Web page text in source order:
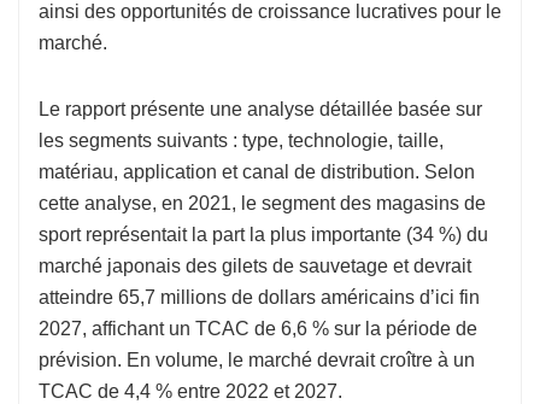
ainsi des opportunités de croissance lucratives pour le
marché.
Le rapport présente une analyse détaillée basée sur
les segments suivants : type, technologie, taille,
matériau, application et canal de distribution. Selon
cette analyse, en 2021, le segment des magasins de
sport représentait la part la plus importante (34 %) du
marché japonais des gilets de sauvetage et devrait
atteindre 65,7 millions de dollars américains d’ici fin
2027, affichant un TCAC de 6,6 % sur la période de
prévision. En volume, le marché devrait croître à un
TCAC de 4,4 % entre 2022 et 2027.